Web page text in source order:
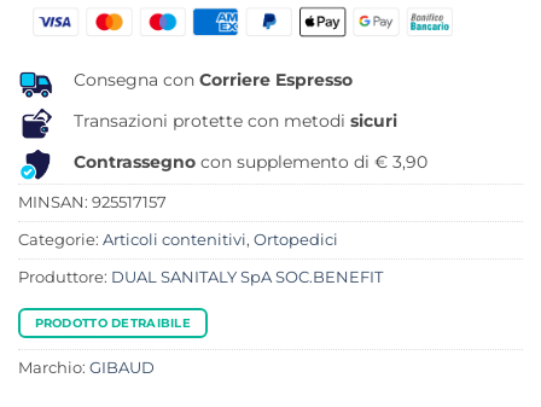
era:
è:
Consegna con Corriere Espresso
Transazioni protette con metodi sicuri
Contrassegno con supplemento di € 3,90
MINSAN: 925517157
Categorie: Articoli contenitivi, Ortopedici
Produttore: DUAL SANITALY SpA SOC.BENEFIT
PRODOTTO DETRAIBILE
Marchio: GIBAUD